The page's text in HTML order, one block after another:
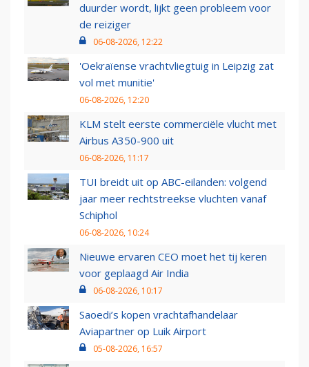
duurder wordt, lijkt geen probleem voor
de reiziger
06-08-2026, 12:22
'Oekraïense vrachtvliegtuig in Leipzig zat
vol met munitie'
06-08-2026, 12:20
KLM stelt eerste commerciële vlucht met
Airbus A350-900 uit
06-08-2026, 11:17
TUI breidt uit op ABC-eilanden: volgend
jaar meer rechtstreekse vluchten vanaf
Schiphol
06-08-2026, 10:24
Nieuwe ervaren CEO moet het tij keren
voor geplaagd Air India
06-08-2026, 10:17
Saoedi’s kopen vrachtafhandelaar
Aviapartner op Luik Airport
05-08-2026, 16:57